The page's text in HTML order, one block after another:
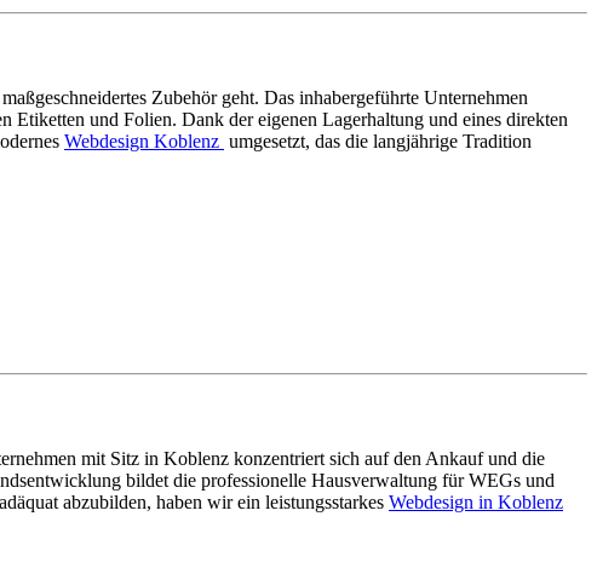
Zubehör geht. Das inhabergeführte Unternehmen
und Folien. Dank der eigenen Lagerhaltung und eines direkten
Webdesign Koblenz umgesetzt, das die langjährige Tradition
mit Sitz in Koblenz konzentriert sich auf den Ankauf und die
bildet die professionelle Hausverwaltung für WEGs und
abzubilden, haben wir ein leistungsstarkes Webdesign in Koblenz